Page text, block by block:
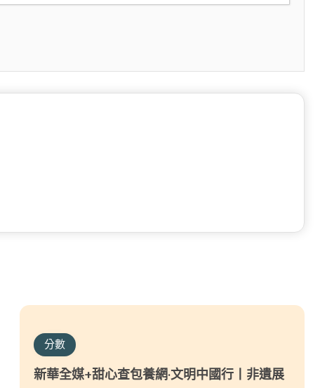
分數
新華全媒+甜心查包養網·文明中國行丨非遺展